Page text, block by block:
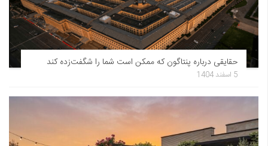
حقایقی درباره پنتاگون که ممکن است شما را شگفت‌زده کند
5 اسفند 1404